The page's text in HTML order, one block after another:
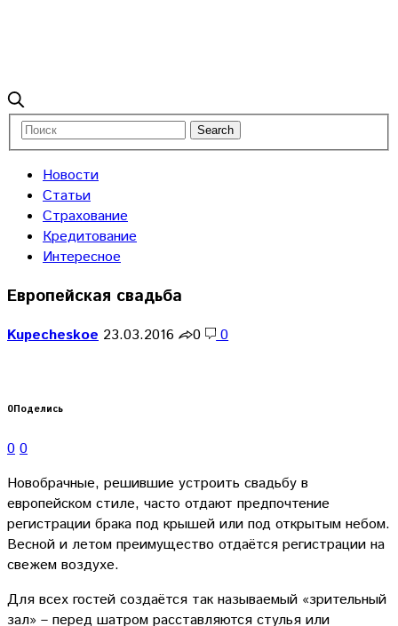
Новости
Статьи
Страхование
Кредитование
Интересное
Европейская свадьба
Kupecheskoe 23.03.2016 0 0
0Поделись
0 0
Новобрачные, решившие устроить свадьбу в
европейском стиле, часто отдают предпочтение
регистрации брака под крышей или под открытым небом.
Весной и летом преимущество отдаётся регистрации на
свежем воздухе.
Для всех гостей создаётся так называемый «зрительный
зал» – перед шатром расставляются стулья или